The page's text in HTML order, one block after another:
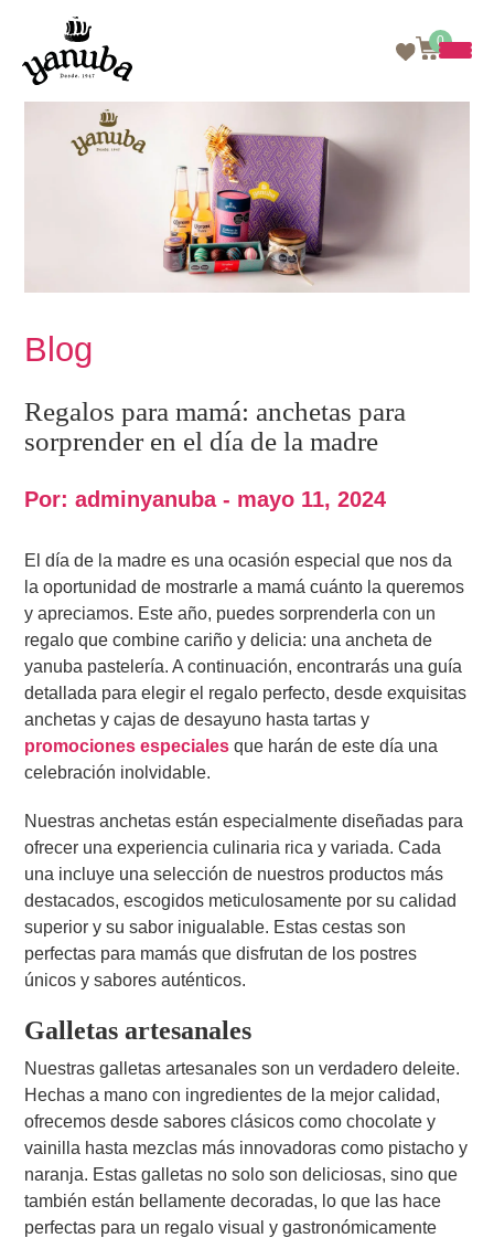
0
Blog
Regalos para mamá: anchetas para
sorprender en el día de la madre
Por: adminyanuba - mayo 11, 2024
El día de la madre es una ocasión especial que nos da
la oportunidad de mostrarle a mamá cuánto la queremos
y apreciamos. Este año, puedes sorprenderla con un
regalo que combine cariño y delicia: una ancheta de
yanuba pastelería. A continuación, encontrarás una guía
detallada para elegir el regalo perfecto, desde exquisitas
anchetas y cajas de desayuno hasta tartas y
promociones especiales que harán de este día una
celebración inolvidable.
Nuestras anchetas están especialmente diseñadas para
ofrecer una experiencia culinaria rica y variada. Cada
una incluye una selección de nuestros productos más
destacados, escogidos meticulosamente por su calidad
superior y su sabor inigualable. Estas cestas son
perfectas para mamás que disfrutan de los postres
únicos y sabores auténticos.
Galletas artesanales
Nuestras galletas artesanales son un verdadero deleite.
Hechas a mano con ingredientes de la mejor calidad,
ofrecemos desde sabores clásicos como chocolate y
vainilla hasta mezclas más innovadoras como pistacho y
naranja. Estas galletas no solo son deliciosas, sino que
también están bellamente decoradas, lo que las hace
perfectas para un regalo visual y gastronómicamente